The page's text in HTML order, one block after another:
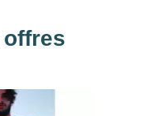
offres